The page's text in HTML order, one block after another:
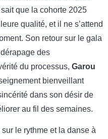
que la cohorte 2025
qualité, et il ne s’attend
Son retour sur le gala
des
du processus, Garou
bienveillant
dans son désir de
au fil des semaines.
le rythme et la danse à